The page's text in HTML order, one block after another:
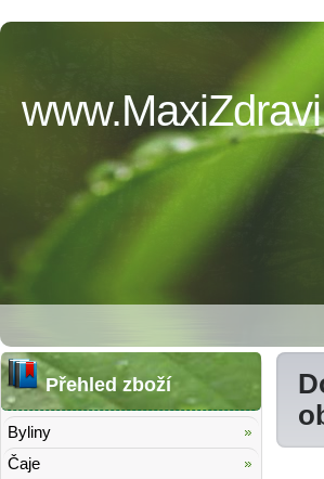
Přehled zboží
Byliny
Čaje